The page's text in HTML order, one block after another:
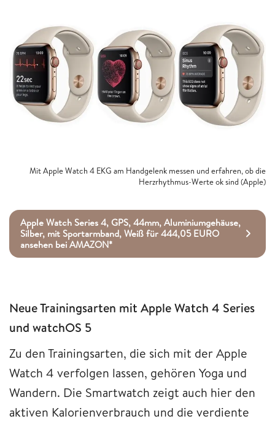
Mit Apple Watch 4 EKG am Handgelenk messen und erfahren, ob die
Herzrhythmus-Werte ok sind (Apple)
Apple Watch Series 4, GPS, 44mm, Aluminiumgehäuse,
Silber, mit Sportarmband, Weiß für 444,05 EURO
ansehen bei AMAZON*
Neue Trainingsarten mit Apple Watch 4 Series
und watchOS 5
Zu den Trainingsarten, die sich mit der Apple
Watch 4 verfolgen lassen, gehören Yoga und
Wandern. Die Smartwatch zeigt auch hier den
aktiven Kalorienverbrauch und die verdiente